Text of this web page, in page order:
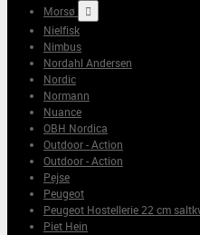
Morsø

Nielfisk
Nimbus
Nordahl Andersen
Nordic
Normann
Nuance
OBH Nordica
Outdoor - Action
Outdoor - Action
Pejse
Peugeot
Peugeot Hostellerie 22 cm
Piet Hein